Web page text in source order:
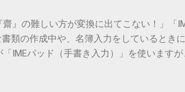
齋』の難しい方が変換に出てこない！」「
類の作成中や、名簿入力をしているとき
IMEパッド（手書き入力）」を使います
や外字、特殊記号を呼び出す「文字コー